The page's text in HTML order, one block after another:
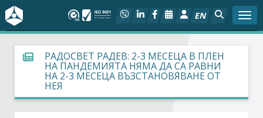
EN
За БСК
На фокус
Актуално
РАДОСВЕТ РАДЕВ: 2-3 МЕСЕЦА В ПЛЕН
НА ПАНДЕМИЯТА НЯМА ДА СА РАВНИ
НА 2-3 МЕСЕЦА ВЪЗСТАНОВЯВАНЕ ОТ
НЕЯ